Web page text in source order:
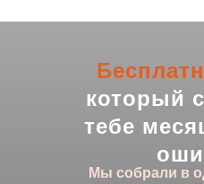
который
тебе
Мы собрали в